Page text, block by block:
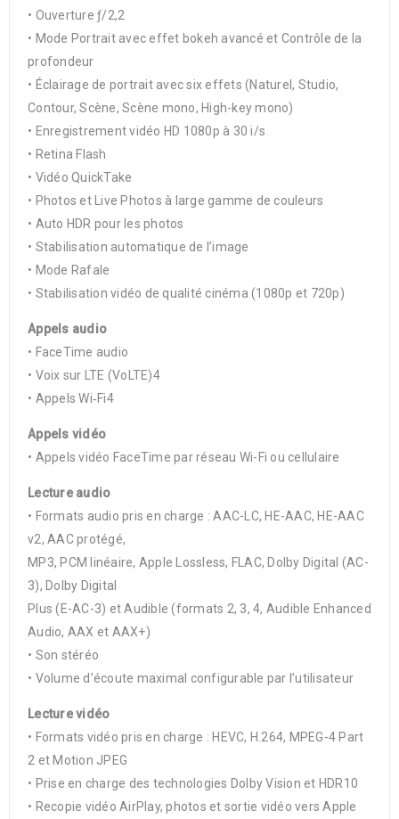
• Ouverture ƒ/2,2
• Mode Portrait avec effet bokeh avancé et Contrôle de la
profondeur
• Éclairage de portrait avec six effets (Naturel, Studio,
Contour, Scène, Scène mono, High-key mono)
• Enregistrement vidéo HD 1080p à 30 i/s
• Retina Flash
• Vidéo QuickTake
• Photos et Live Photos à large gamme de couleurs
• Auto HDR pour les photos
• Stabilisation automatique de l’image
• Mode Rafale
• Stabilisation vidéo de qualité cinéma (1080p et 720p)
Appels audio
• FaceTime audio
• Voix sur LTE (VoLTE)4
• Appels Wi‐Fi4
Appels vidéo
• Appels vidéo FaceTime par réseau Wi-Fi ou cellulaire
Lecture audio
• Formats audio pris en charge : AAC-LC, HE-AAC, HE-AAC
v2, AAC protégé,
MP3, PCM linéaire, Apple Lossless, FLAC, Dolby Digital (AC-
3), Dolby Digital
Plus (E-AC-3) et Audible (formats 2, 3, 4, Audible Enhanced
Audio, AAX et AAX+)
• Son stéréo
• Volume d’écoute maximal configurable par l’utilisateur
Lecture vidéo
• Formats vidéo pris en charge : HEVC, H.264, MPEG-4 Part
2 et Motion JPEG
• Prise en charge des technologies Dolby Vision et HDR10
• Recopie vidéo AirPlay, photos et sortie vidéo vers Apple